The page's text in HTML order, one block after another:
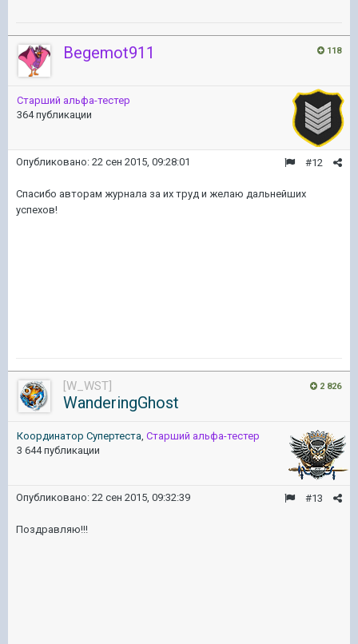
118
Begemot911
Старший альфа-тестер
364 публикации
#12
Опубликовано: 22 сен 2015, 09:28:01
Спасибо авторам журнала за их труд и желаю дальнейших
успехов!
2 826
[W_WST]
WanderingGhost
Координатор Cупертеста, Старший альфа-тестер
3 644 публикации
#13
Опубликовано: 22 сен 2015, 09:32:39
Поздравляю!!!